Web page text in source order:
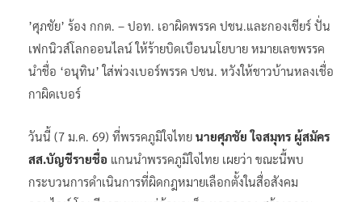
’ศุภชัย’ ร้อง กกต. – ปอท. เอาผิดพรรค ปชน.และกองเชียร์ ปั่น
เฟกนิวส์โลกออนไลน์ ให้ร้ายบิดเบือนนโยบาย หมายเลขพรรค
นำชื่อ ‘อนุทิน’ ใส่พ่วงเบอร์พรรค ปชน. หวังให้ชาวบ้านหลงเชื่อ
กาผิดเบอร์
วันนี้ (7 ม.ค. 69) ที่พรรคภูมิใจไทย นายศุภชัย ใจสมุทร ผู้สมัคร
สส.บัญชีรายชื่อ แกนนำพรรคภูมิใจไทย เผยว่า ขณะนี้พบ
กระบวนการดำเนินการที่ผิดกฎหมายเลือกตั้งในสื่อสังคม